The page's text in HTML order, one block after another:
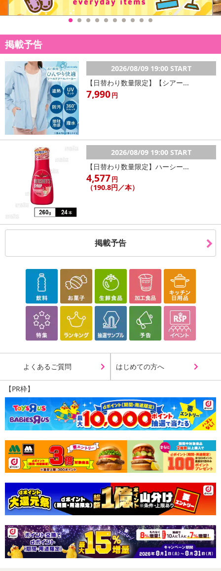
掲載予告
2026/08/09 19:00 START
【日替わり数量限定】【シアー...
7,990円
2026/08/09 19:00 START
【日替わり数量限定】ハーシー...
4,577円
（190.8円／本）
掲載予告
よくあるご質問 はじめての方へ
【PR枠】